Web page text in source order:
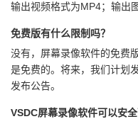
输出视频格式为MP4；输出
免费版有什么限制吗？
没有，屏幕录像软件的免费
是免费的。将来，我们计划
发布公告。
VSDC屏幕录像软件可以安全